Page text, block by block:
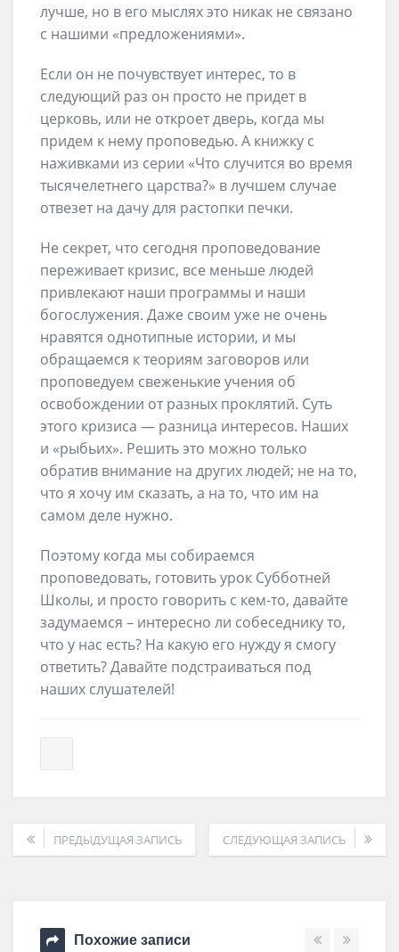
лучше, но в его мыслях это никак не связано
с нашими «предложениями».
Если он не почувствует интерес, то в
следующий раз он просто не придет в
церковь, или не откроет дверь, когда мы
придем к нему проповедью. А книжку с
наживками из серии «Что случится во время
тысячелетнего царства?» в лучшем случае
отвезет на дачу для растопки печки.
Не секрет, что сегодня проповедование
переживает кризис, все меньше людей
привлекают наши программы и наши
богослужения. Даже своим уже не очень
нравятся однотипные истории, и мы
обращаемся к теориям заговоров или
проповедуем свеженькие учения об
освобождении от разных проклятий. Суть
этого кризиса — разница интересов. Наших
и «рыбьих». Решить это можно только
обратив внимание на других людей; не на то,
что я хочу им сказать, а на то, что им на
самом деле нужно.
Поэтому когда мы собираемся
проповедовать, готовить урок Субботней
Школы, и просто говорить с кем-то, давайте
задумаемся – интересно ли собеседнику то,
что у нас есть? На какую его нужду я смогу
ответить? Давайте подстраиваться под
наших слушателей!
ПРЕДЫДУЩАЯ ЗАПИСЬ СЛЕДУЮЩАЯ ЗАПИСЬ
Похожие записи